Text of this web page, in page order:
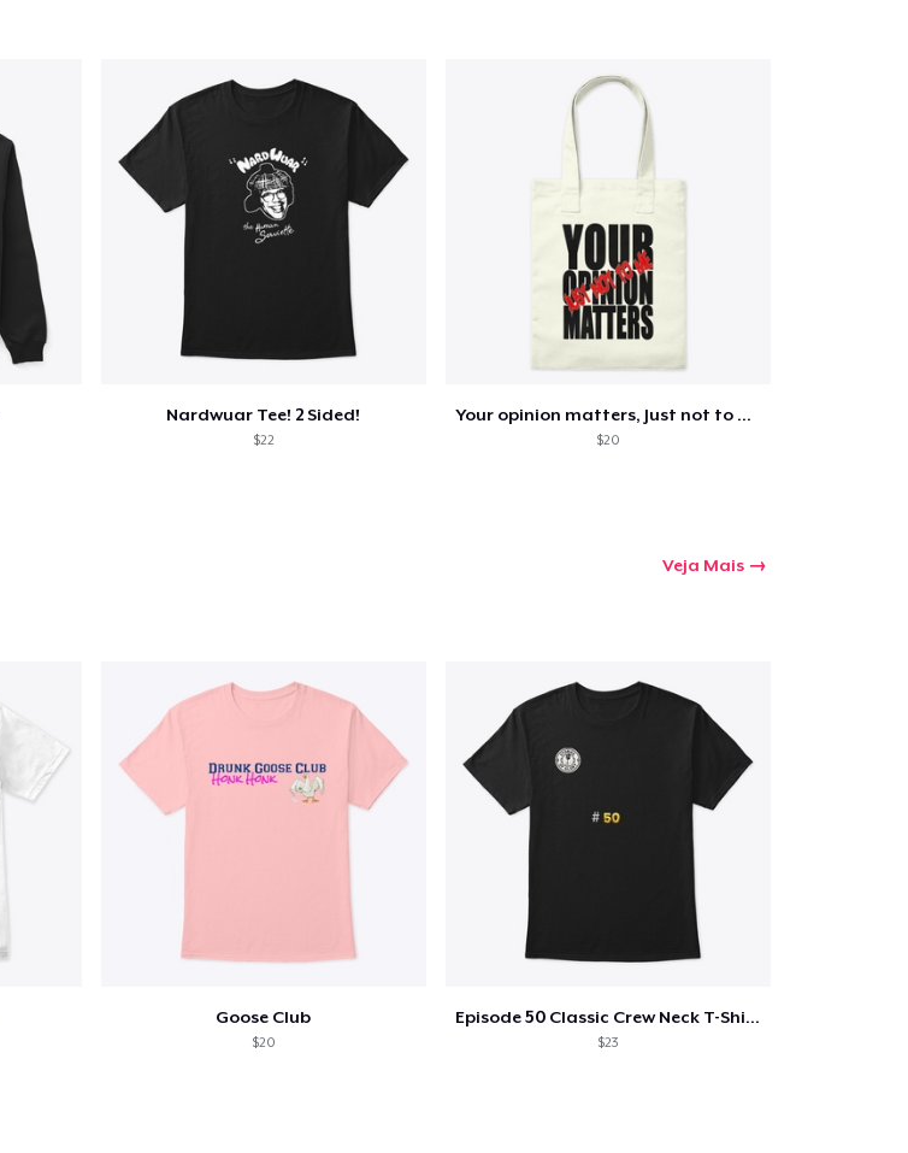
Nardwuar Tee! 2 Sided!
$22
Your opinion matters, Just not to me!
$20
Veja Mais
Goose Club
$20
Episode 50 Classic Crew Neck T-Shirt
$23